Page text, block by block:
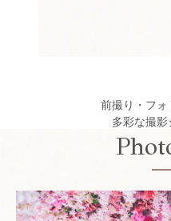
前撮り・フォ
多彩な撮影